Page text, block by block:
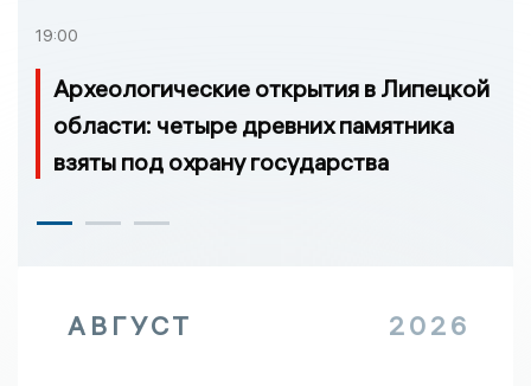
19:00
Археологические открытия в Липецкой
области: четыре древних памятника
взяты под охрану государства
АВГУСТ 2026